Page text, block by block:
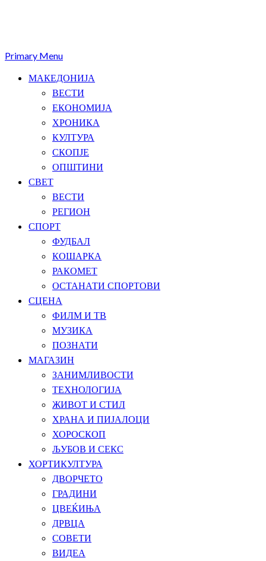
Primary Menu
МАКЕДОНИЈА
ВЕСТИ
ЕКОНОМИЈА
ХРОНИКА
КУЛТУРА
СКОПЈЕ
ОПШТИНИ
СВЕТ
ВЕСТИ
РЕГИОН
СПОРТ
ФУДБАЛ
КОШАРКА
РАКОМЕТ
ОСТАНАТИ СПОРТОВИ
СЦЕНА
ФИЛМ И ТВ
МУЗИКА
ПОЗНАТИ
МАГАЗИН
ЗАНИМЛИВОСТИ
ТЕХНОЛОГИЈА
ЖИВОТ И СТИЛ
ХРАНА И ПИЈАЛОЦИ
ХОРОСКОП
ЉУБОВ И СЕКС
ХОРТИКУЛТУРА
ДВОРЧЕТО
ГРАДИНИ
ЦВЕЌИЊА
ДРВЦА
СОВЕТИ
ВИДЕА